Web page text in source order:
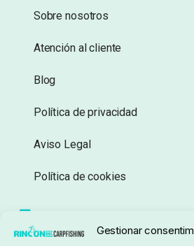
Gestionar
Sobre nosotros
Atención al cliente
Blog
Política de privacidad
Aviso Legal
Política de cookies